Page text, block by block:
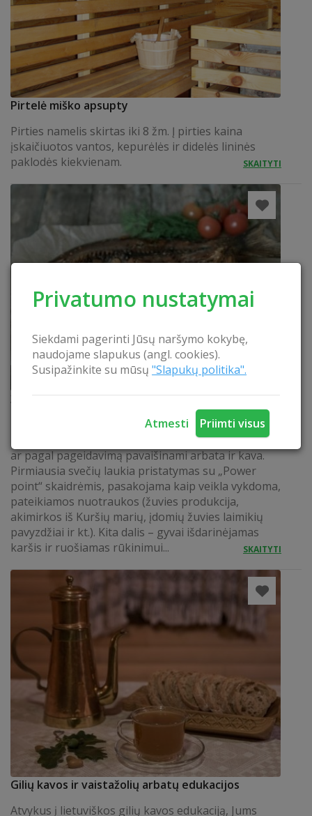
Privatumo nustatymai
Siekdami pagerinti Jūsų naršymo kokybę,
naudojame slapukus (angl. cookies).
Susipažinkite su mūsų "Slapukų politika".
Atmesti Priimti visus
Pirtelė miško apsupty
Pirties namelis skirtas iki 8 žm. Į pirties kaina
įskaičiuotos vantos, kepurėlės ir didelės lininės
paklodės kiekvienam.
SKAITYTI
Žuvies kelias
Edukacijų metu lankytojai pakviečiami įsitaisyti
pavėsinėje su paruošta žuvimi, vandeniu su citrina
ar pagal pageidavimą pavaišinami arbata ir kava.
Pirmiausia svečių laukia pristatymas su „Power
point“ skaidrėmis, pasakojama kaip veikla vykdoma,
pateikiamos nuotraukos (žuvies produkcija,
akimirkos iš Kuršių marių, įdomių žuvies laimikių
pavyzdžiai ir kt.). Kita dalis – gyvai išdarinėjamas
karšis ir ruošiamas rūkinimui...
SKAITYTI
Gilių kavos ir vaistažolių arbatų edukacijos
Atvykus į lietuviškos gilių kavos edukaciją, Jums